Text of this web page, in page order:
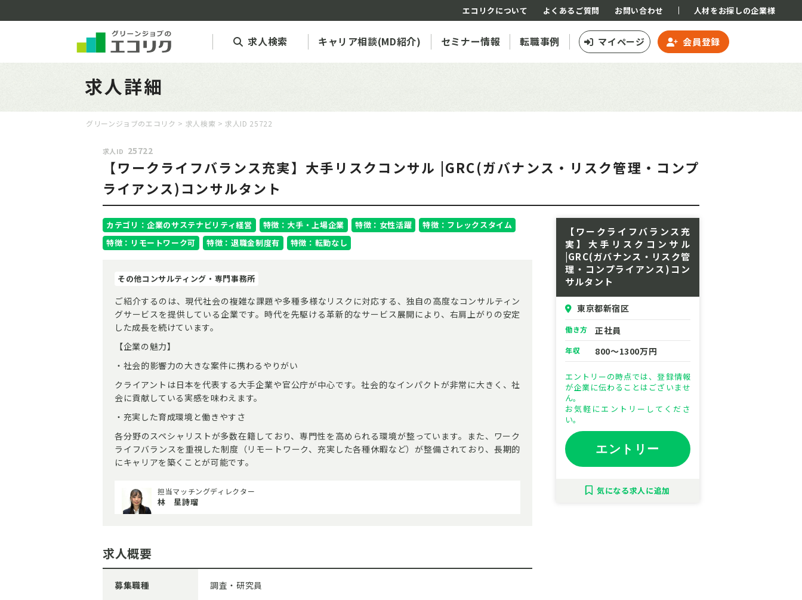
マイページ 会員登録
求人検索 キャリア相談(MD紹介) セミナー情報 転職事例
エコリクについて よくあるご質問 お問い合わせ 人材をお探しの企業様
求人詳細
グリーンジョブのエコリク > 求人検索 > 求人ID 25722
求人ID 25722
【ワークライフバランス充実】大手リスクコンサル |GRC(ガバナンス・リスク管理・コンプ
ライアンス)コンサルタント
カテゴリ：企業のサステナビリティ経営 特徴：大手・上場企業 特徴：女性活躍
特徴：フレックスタイム
特徴：リモートワーク可
特徴：退職金制度有 特徴：転勤なし
その他コンサルティング・専門事務所
ご紹介するのは、現代社会の複雑な課題や多種多様なリスクに対応する、独自の高度なコンサルティン
グサービスを提供している企業です。時代を先駆ける革新的なサービス展開により、右肩上がりの安定
した成長を続けています。
【企業の魅力】
・社会的影響力の大きな案件に携わるやりがい
クライアントは日本を代表する大手企業や官公庁が中心です。社会的なインパクトが非常に大きく、社
会に貢献している実感を味わえます。
・充実した育成環境と働きやすさ
各分野のスペシャリストが多数在籍しており、専門性を高められる環境が整っています。また、ワーク
ライフバランスを重視した制度（リモートワーク、充実した各種休暇など）が整備されており、長期的
にキャリアを築くことが可能です。
担当マッチングディレクター
林 星詩瑠
求人概要
募集職種 調査・研究員
【ワークライフバランス充
実】大手リスクコンサル
|GRC(ガバナンス・リスク管
理・コンプライアンス)コン
サルタント
東京都新宿区
働き方 正社員
年収 800～1300万円
エントリーの時点では、登録情報
が企業に伝わることはございませ
ん。
お気軽にエントリーしてくださ
い。
エントリー
気になる求人に追加